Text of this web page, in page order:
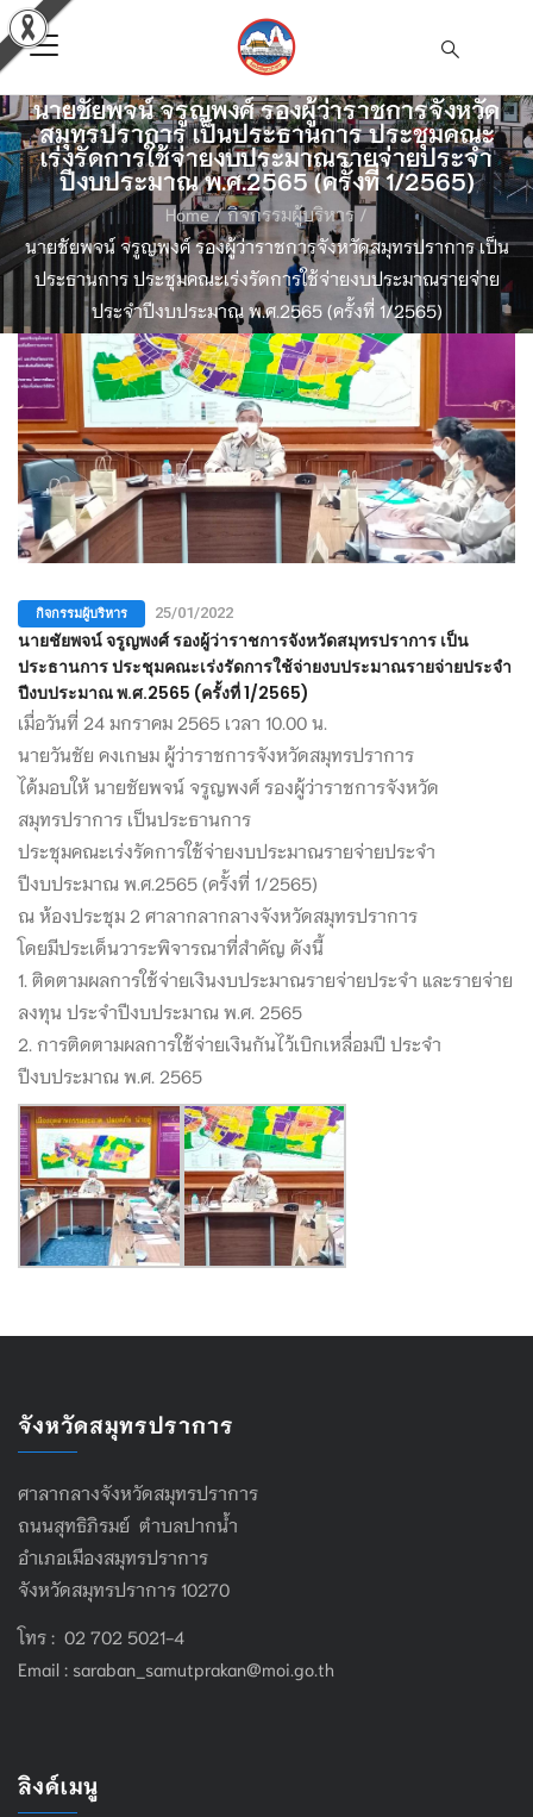
นายชัยพจน์ จรูญพงศ์ รองผู้ว่าราชการจังหวัด
สมุทรปราการ เป็นประธานการ ประชุมคณะ
เร่งรัดการใช้จ่ายงบประมาณรายจ่ายประจำ
ปีงบประมาณ พ.ศ.2565 (ครั้งที่ 1/2565)
Home/ กิจกรรมผู้บริหาร/
นายชัยพจน์ จรูญพงศ์ รองผู้ว่าราชการจังหวัดสมุทรปราการ เป็น
ประธานการ ประชุมคณะเร่งรัดการใช้จ่ายงบประมาณรายจ่าย
ประจำปีงบประมาณ พ.ศ.2565 (ครั้งที่ 1/2565)
กิจกรรมผู้บริหาร 25/01/2022
นายชัยพจน์ จรูญพงศ์ รองผู้ว่าราชการจังหวัดสมุทรปราการ เป็น
ประธานการ ประชุมคณะเร่งรัดการใช้จ่ายงบประมาณรายจ่ายประจำ
ปีงบประมาณ พ.ศ.2565 (ครั้งที่ 1/2565)
เมื่อวันที่ 24 มกราคม 2565 เวลา 10.00 น.
นายวันชัย คงเกษม ผู้ว่าราชการจังหวัดสมุทรปราการ
ได้มอบให้ นายชัยพจน์ จรูญพงศ์ รองผู้ว่าราชการจังหวัด
สมุทรปราการ เป็นประธานการ
ประชุมคณะเร่งรัดการใช้จ่ายงบประมาณรายจ่ายประจำ
ปีงบประมาณ พ.ศ.2565 (ครั้งที่ 1/2565)
ณ ห้องประชุม 2 ศาลากลากลางจังหวัดสมุทรปราการ
โดยมีประเด็นวาระพิจารณาที่สำคัญ ดังนี้
1. ติดตามผลการใช้จ่ายเงินงบประมาณรายจ่ายประจำ และรายจ่าย
ลงทุน ประจำปีงบประมาณ พ.ศ. 2565
2. การติดตามผลการใช้จ่ายเงินกันไว้เบิกเหลื่อมปี ประจำ
ปีงบประมาณ พ.ศ. 2565
จังหวัดสมุทรปราการ
ศาลากลางจังหวัดสมุทรปราการ
ถนนสุทธิภิรมย์ ตำบลปากน้ำ
อำเภอเมืองสมุทรปราการ
จังหวัดสมุทรปราการ 10270
โทร : 02 702 5021-4
Email : saraban_samutprakan@moi.go.th
ลิงค์เมนู